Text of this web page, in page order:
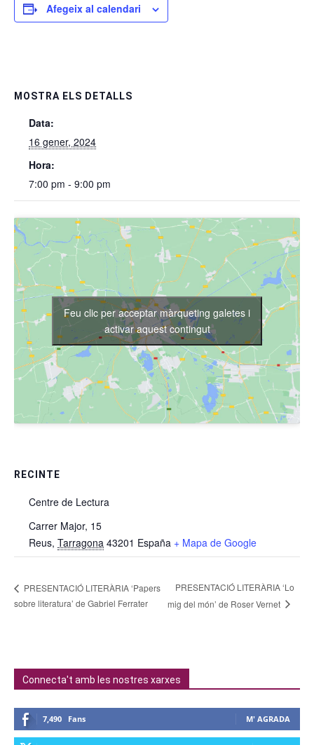
Afegeix al calendari
MOSTRA ELS DETALLS
Data:
16 gener, 2024
Hora:
7:00 pm - 9:00 pm
RECINTE
Centre de Lectura
Carrer Major, 15
Reus, Tarragona 43201 España + Mapa de Google
Feu clic per acceptar màrqueting galetes i
activar aquest contingut
PRESENTACIÓ LITERÀRIA ‘Papers
sobre literatura’ de Gabriel Ferrater
PRESENTACIÓ LITERÀRIA ‘Lo
mig del món’ de Roser Vernet
Connecta't amb les nostres xarxes
7,490 Fans M' AGRADA